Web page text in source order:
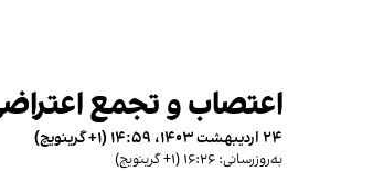
اعتصاب و تجمع
۲۴ اردیبهشت ۱۴۰۳، ۱۴:۵۹ (‎+۱ گرینویچ)
به‌روزرسانی: ۱۶:۲۶ (‎+۱ گرینویچ)